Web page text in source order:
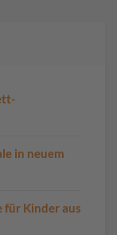
in neuem
Kinder aus